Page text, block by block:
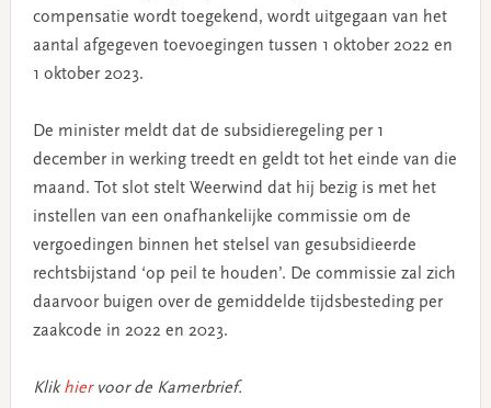
compensatie wordt toegekend, wordt uitgegaan van het
aantal afgegeven toevoegingen tussen 1 oktober 2022 en
1 oktober 2023.
De minister meldt dat de subsidieregeling per 1
december in werking treedt en geldt tot het einde van die
maand. Tot slot stelt Weerwind dat hij bezig is met het
instellen van een onafhankelijke commissie om de
vergoedingen binnen het stelsel van gesubsidieerde
rechtsbijstand ‘op peil te houden’. De commissie zal zich
daarvoor buigen over de gemiddelde tijdsbesteding per
zaakcode in 2022 en 2023.
Klikhiervoor de Kamerbrief.